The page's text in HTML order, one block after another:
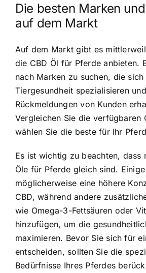
Die besten Marken
auf dem Markt
Auf dem Markt gibt es
die CBD Öl für Pferde anbieten.
nach Marken zu suchen, die sich
Tiergesundheit spezialisieren
Rückmeldungen von Kunden
Vergleichen Sie die verfügbaren
wählen Sie die beste für Ihr
Es ist wichtig zu beachten, dass
Öle für Pferde gleich sind.
möglicherweise eine höhere
CBD, während andere
wie Omega-3-Fettsäuren oder
hinzufügen, um die
maximieren. Bevor Sie sich für
entscheiden, sollten Sie die
Bedürfnisse Ihres Pferdes